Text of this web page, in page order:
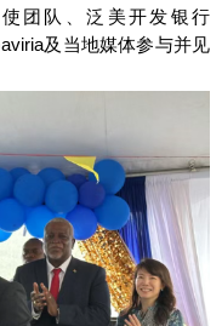
团队、泛美开发银行
及当地媒体参与并见